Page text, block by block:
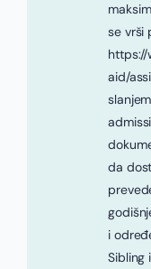
se vrši
aid/
da
i
Sibling